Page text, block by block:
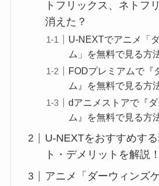
トフリックス、ネトフ
消えた？
U-NEXTでアニメ「
ム」を無料で見る方
FODプレミアムで『
ム』を無料で見る方
dアニメストアで『
ム』を無料で見る方
U-NEXTをおすすめす
ト・デメリットを解説！
アニメ「ダーウィンズ